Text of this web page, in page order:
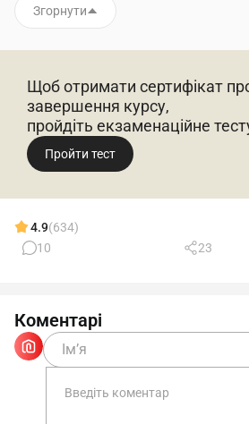
Згорнути
Щоб отримати сертифікат
завершення курсу,
пройдіть екзаменаційне
Пройти тест
4.9(634)
10
23
Коментарі